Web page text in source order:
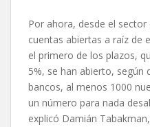
Por ahora, desde el
cuentas abiertas a raíz de
el primero de los plazos,
5%, se han abierto,
bancos, al menos 1000
un número para nada
explicó Damián